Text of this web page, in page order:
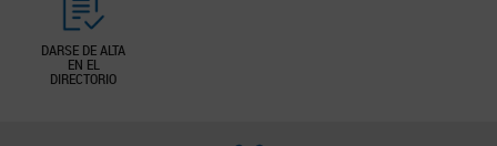
DARSE DE ALTA
EN EL
DIRECTORIO